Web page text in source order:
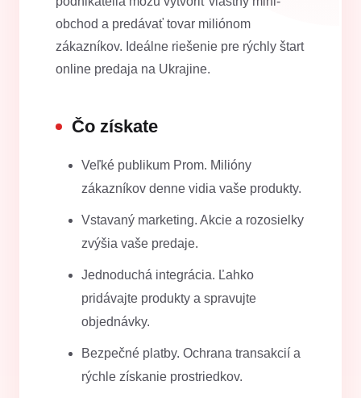
obchod a predávať tovar miliónom
zákazníkov. Ideálne riešenie pre rýchly štart
online predaja na Ukrajine.
Čo získate
Veľké publikum Prom. Milióny
zákazníkov denne vidia vaše produkty.
Vstavaný marketing. Akcie a rozosielky
zvýšia vaše predaje.
Jednoduchá integrácia. Ľahko
pridávajte produkty a spravujte
objednávky.
Bezpečné platby. Ochrana transakcií a
rýchle získanie prostriedkov.